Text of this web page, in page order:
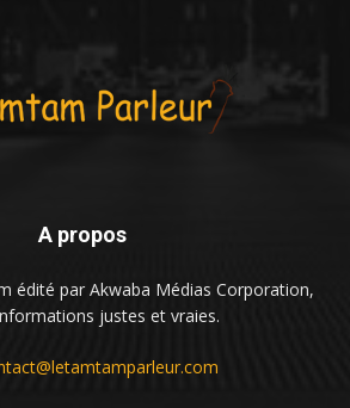
A propos
édité par Akwaba Médias Corporation,
justes et vraies.